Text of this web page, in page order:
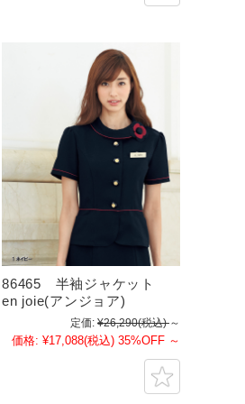
86465 半袖ジャケット
en joie(アンジョア)
定価: ¥26,290(税込) ～
価格: ¥17,088(税込) 35%OFF ～